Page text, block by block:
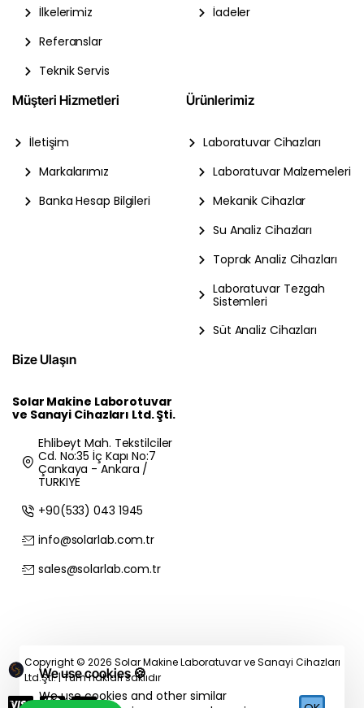
We use cookies 🍪
We use cookies and other similar
İlkelerimiz
Referanslar
Teknik Servis
İadeler
Müşteri Hizmetleri
İletişim
Markalarımız
Banka Hesap Bilgileri
Ürünlerimiz
Laboratuvar Cihazları
Laboratuvar Malzemeleri
Mekanik Cihazlar
Su Analiz Cihazları
Toprak Analiz Cihazları
Laboratuvar Tezgah
Sistemleri
Süt Analiz Cihazları
Bize Ulaşın
Solar Makine Laborotuvar
ve Sanayi Cihazları Ltd. Şti.
Ehlibeyt Mah. Tekstilciler
Cd. No:35 İç Kapı No:7
Çankaya - Ankara /
TURKIYE
+90(533) 043 1945
info@solarlab.com.tr
sales@solarlab.com.tr
Copyright © 2026 Solar Makine Laboratuvar ve Sanayi Cihazları
Ltd.Şti. | Tüm hakları saklıdır